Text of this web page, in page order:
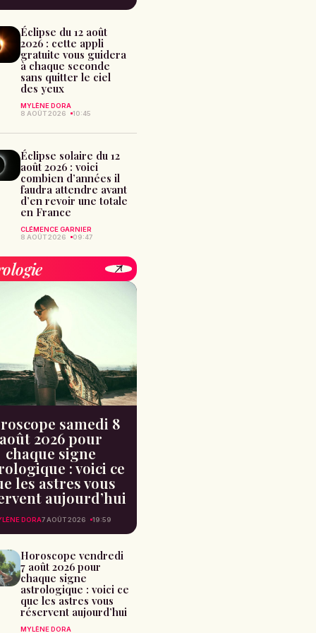
Éclipse du 12 août
2026 : cette appli
gratuite vous guidera
à chaque seconde
sans quitter le ciel
des yeux
MYLÈNE DORA
8 AOÛT 2026
10:45
Éclipse solaire du 12
août 2026 : voici
combien d’années il
faudra attendre avant
d’en revoir une totale
en France
CLÉMENCE GARNIER
8 AOÛT 2026
09:47
samedi 8
août 2026 pour
chaque signe
: voici ce
les astres vous
aujourd’hui
DORA7 AOÛT 2026 19:59
Horoscope vendredi
7 août 2026 pour
chaque signe
astrologique : voici ce
que les astres vous
réservent aujourd’hui
MYLÈNE DORA